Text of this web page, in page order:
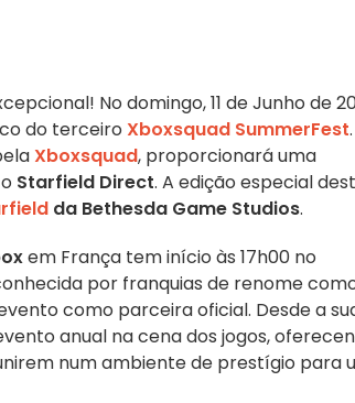
No domingo, 11 de Junho de
do terceiro Xboxsquad SummerFest.
Xboxsquad, proporcionará uma
Starfield Direct. A edição especial
da Bethesda Game Studios.
em França tem início às 17h00 no
por franquias de renome
como parceira oficial. Desde a
anual na cena dos jogos,
num ambiente de prestígio para